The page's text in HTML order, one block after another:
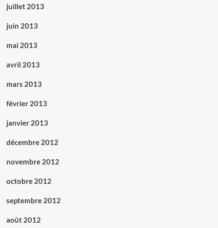
juillet 2013
juin 2013
mai 2013
avril 2013
mars 2013
février 2013
janvier 2013
décembre 2012
novembre 2012
octobre 2012
septembre 2012
août 2012